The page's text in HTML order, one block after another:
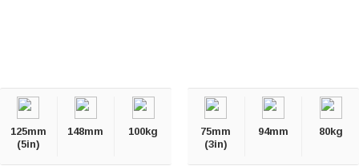
125mm
(5in)
148mm 100kg
75mm
(3in)
94mm 80kg